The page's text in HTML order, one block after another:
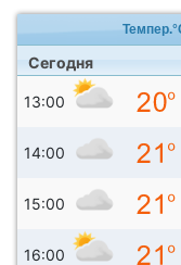
Сегодня
13:00
14:00
15:00
16:00